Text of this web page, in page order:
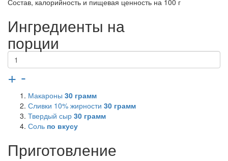
Ингредиенты на
порции
+ -
Макароны 30 грамм
Сливки 10% жирности 30 грамм
Твердый сыр 30 грамм
Соль по вкусу
Приготовление